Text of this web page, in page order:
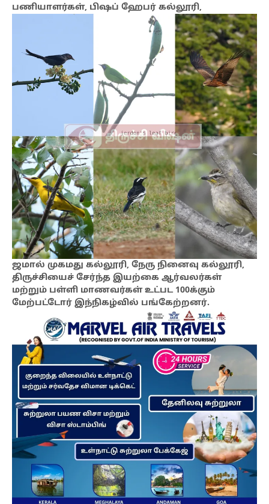
பணியாளர்கள், பிஷப் ஹேபர் கல்லூரி,
ஜமால் முகமது கல்லூரி, நேரு நினைவு கல்லூரி,
திருச்சியைச் சேர்ந்த இயற்கை ஆர்வலர்கள்
மற்றும் பள்ளி மாணவர்கள் உட்பட 100க்கும்
மேற்பட்டோர் இந்நிகழ்வில் பங்கேற்றனர்.